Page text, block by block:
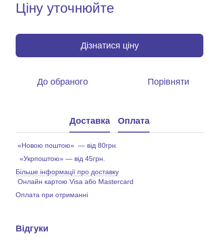
Ціну уточнюйте
Дізнатися ціну
До обраного Порівняти
Доставка Оплата
«Новою поштою» — від 80грн.
«Укрпоштою» — від 45грн.
Більше інформації про доставку
Онлайн картою Visa або Mastercard
Оплата при отриманні
Відгуки